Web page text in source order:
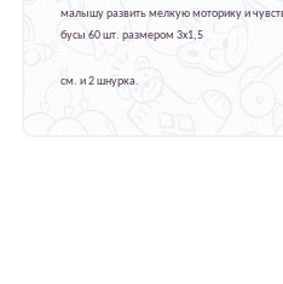
малышу развить мелкую моторику и
бусы 60 шт. размером 3х1,5
см. и 2 шнурка.